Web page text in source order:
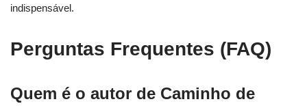
indispensável.
Perguntas Frequentes (FAQ)
Quem é o autor de Caminho de